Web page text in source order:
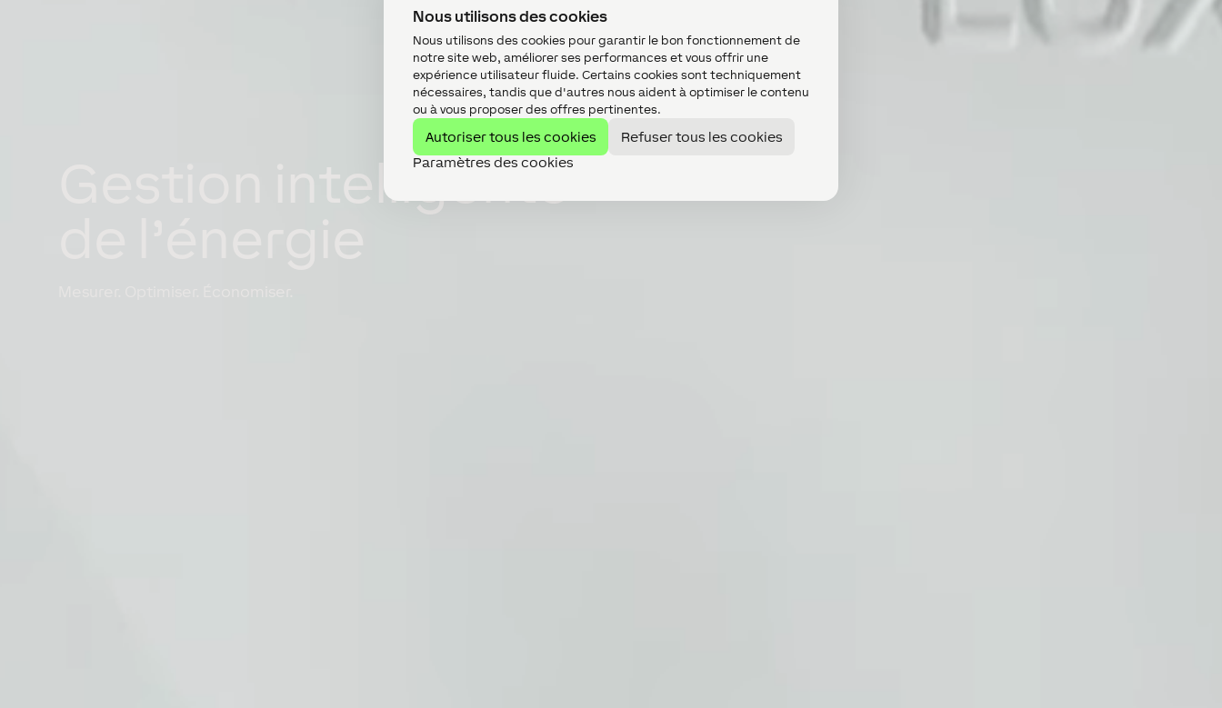
Nous utilisons des cookies
Nous utilisons des cookies pour garantir le bon fonctionnement de
notre site web, améliorer ses performances et vous offrir une
expérience utilisateur fluide. Certains cookies sont techniquement
nécessaires, tandis que d'autres nous aident à optimiser le contenu
ou à vous proposer des offres pertinentes.
Autoriser tous les cookies
Refuser tous les cookies
Paramètres des cookies
Gestion intelligente